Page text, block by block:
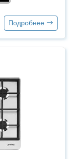
Подробнее